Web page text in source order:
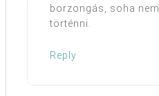
borzongás, soha
történni.
Reply